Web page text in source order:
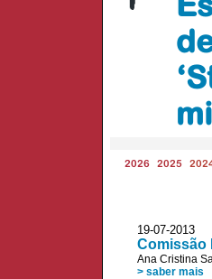
2026 2025
19-07-2013
Comissão
Ana Cristina
> saber mais